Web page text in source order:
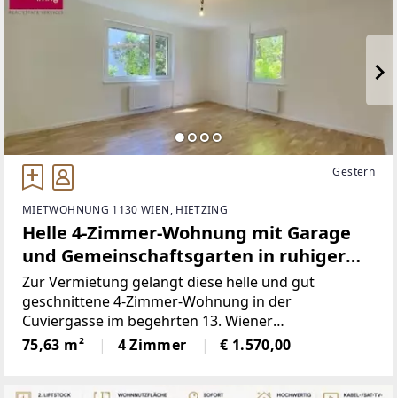
Gestern
MIETWOHNUNG 1130 WIEN, HIETZING
Helle 4-Zimmer-Wohnung mit Garage
und Gemeinschaftsgarten in ruhiger
Lage von Hietzing
Zur Vermietung gelangt diese helle und gut
geschnittene 4-Zimmer-Wohnung in der
Cuviergasse im begehrten 13. Wiener
Gemeindebezirk.Die Wohnung befindet sich in
einem gepflegten Mehrparteienhaus mit nur vier
75,63 m² 4 Zimmer € 1.570,00